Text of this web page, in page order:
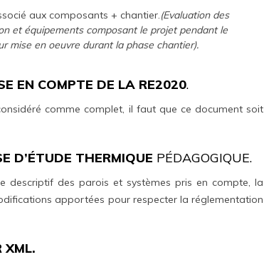
aux composants + chantier.(Evaluation des
et équipements composant le projet pendant le
mise en oeuvre durant la phase chantier).
EN COMPTE DE LA RE2020.
comme complet, il faut que ce document soit
D’ÉTUDE THERMIQUE PÉDAGOGIQUE.
descriptif des parois et systèmes pris en compte, la
apportées pour respecter la réglementation
XML.